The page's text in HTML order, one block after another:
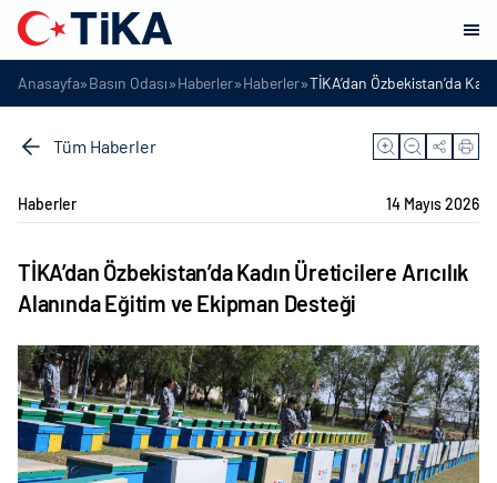
Anasayfa»Basın Odası»Haberler»Haberler»TİKA’dan Özbekistan’da
Tüm Haberler
Haberler 14 Mayıs 2026
TİKA’dan Özbekistan’da Kadın Üreticilere Arıcılık
Alanında Eğitim ve Ekipman Desteği